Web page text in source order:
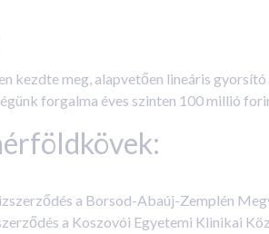
kezdte meg, alapvetően lineáris
forgalma éves szinten 100 millió
a Borsod-Abaúj-Zemplén
a Koszovói Egyetemi Klinikai